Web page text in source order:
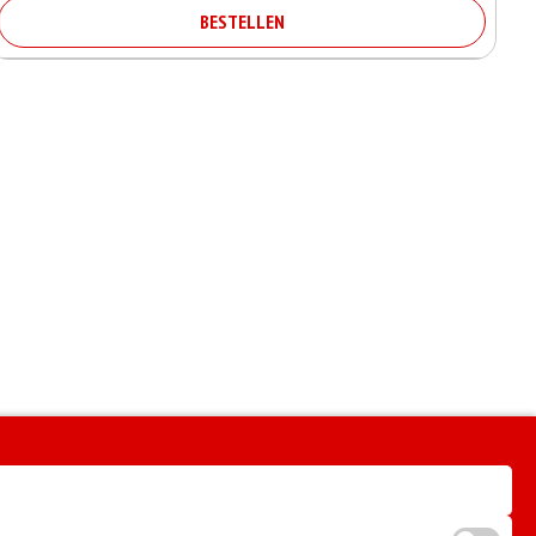
BESTELLEN